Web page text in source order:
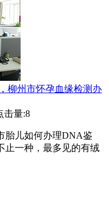
柳州市怀孕血缘检测办
击量:8
胎儿如何办理DNA鉴
止一种，最多见的有绒